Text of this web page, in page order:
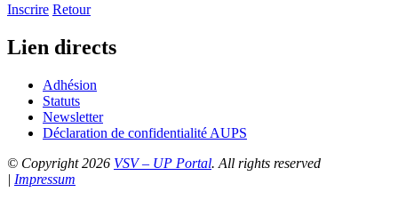
Inscrire Retour
Lien directs
Adhésion
Statuts
Newsletter
Déclaration de confidentialité AUPS
© Copyright 2026 VSV – UP Portal. All rights reserved
| Impressum